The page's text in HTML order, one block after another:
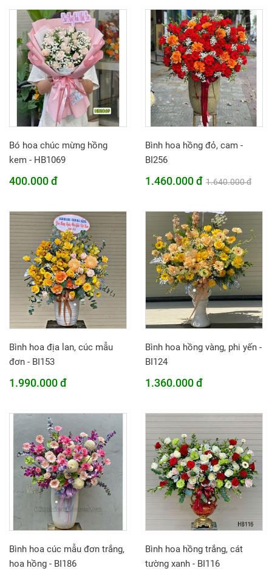
Bó hoa chúc mừng hồng
kem - HB1069
400.000 đ
Bình hoa hồng đỏ, cam -
BI256
1.460.000 đ 1.640.000 đ
Bình hoa địa lan, cúc mẫu
đơn - BI153
1.990.000 đ
Bình hoa hồng vàng, phi yến -
BI124
1.360.000 đ
Bình hoa cúc mẫu đơn trắng,
hoa hồng - BI186
Bình hoa hồng trắng, cát
tường xanh - BI116